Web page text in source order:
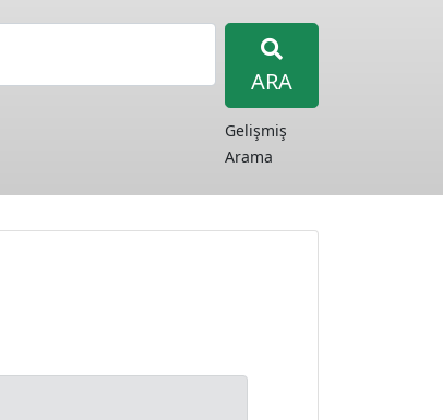
ARA
Gelişmiş
Arama